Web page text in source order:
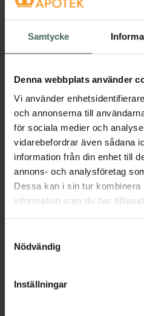
Samtycke
Denna webbplats använder
Vi använder
och annonserna till
för sociala medier och
vidarebefordrar även sådana
information från din enhet till
annons- och analysföretag
Dessa kan i sin tur kombinera
information som du har
återkalla ditt samtycke via
cookieinställningar. Ett
lagligheten av behandling
Nödvändig
Inställningar
Köp via ditt
Beskrivning
Läs alltid
användning.
EAN:05099151909282